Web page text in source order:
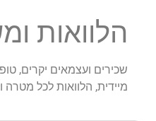
הלוואות
שכירים ועצמאים יקרים,
מיידית, הלוואות לכל